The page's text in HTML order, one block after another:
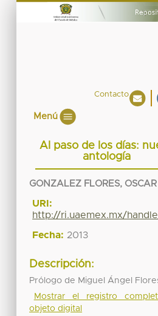
Contacto
Menú
Al paso de los días:
antología
GONZALEZ FLORES, OSCAR
URI:
http://ri.uaemex.mx/
Fecha: 2013
Descripción:
Prólogo de Miguel Ángel
Mostrar el registro
objeto digital